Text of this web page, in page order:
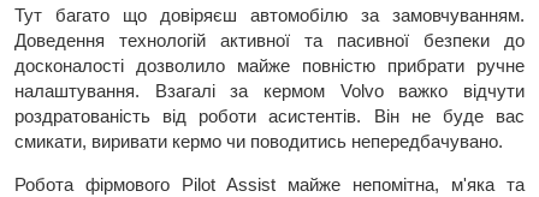
Тут багато що довіряєш автомобілю за замовчуванням.
Доведення технологій активної та пасивної безпеки до
досконалості дозволило майже повністю прибрати ручне
налаштування. Взагалі за кермом Volvo важко відчути
роздратованість від роботи асистентів. Він не буде вас
смикати, виривати кермо чи поводитись непередбачувано.
Робота фірмового Pilot Assist майже непомітна, м'яка та